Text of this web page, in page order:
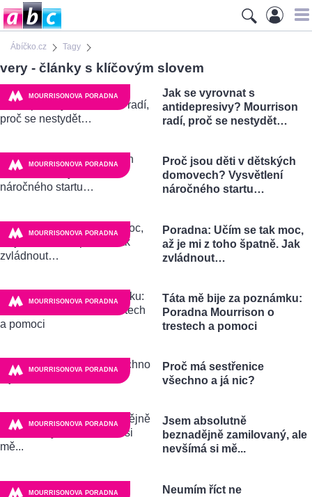
Ábíčko.cz Tagy
very - články s klíčovým slovem
MOURRISONOVA PORADNA
Jak se vyrovnat s
antidepresivy? Mourrison
radí, proč se nestydět…
MOURRISONOVA PORADNA
Proč jsou děti v dětských
domovech? Vysvětlení
náročného startu…
MOURRISONOVA PORADNA
Poradna: Učím se tak moc,
až je mi z toho špatně. Jak
zvládnout…
MOURRISONOVA PORADNA
Táta mě bije za poznámku:
Poradna Mourrison o
trestech a pomoci
MOURRISONOVA PORADNA
Proč má sestřenice
všechno a já nic?
MOURRISONOVA PORADNA
Jsem absolutně
beznadějně zamilovaný, ale
nevšímá si mě...
MOURRISONOVA PORADNA Neumím říct ne